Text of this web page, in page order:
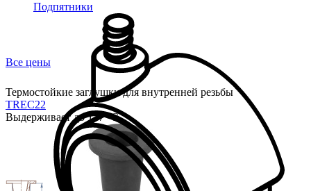
Подпятники
Все цены
Термостойкие заглушки для внутренней резьбы
TREC22
Выдерживает до 177 °С